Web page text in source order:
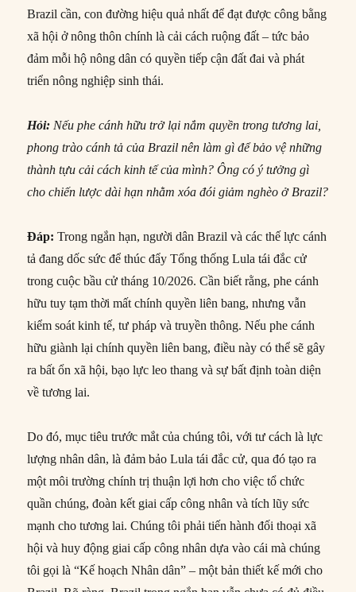
Brazil cần, con đường hiệu quả nhất để đạt được công bằng
xã hội ở nông thôn chính là cải cách ruộng đất – tức bảo
đảm mỗi hộ nông dân có quyền tiếp cận đất đai và phát
triển nông nghiệp sinh thái.
Hỏi: Nếu phe cánh hữu trở lại nắm quyền trong tương lai,
phong trào cánh tả của Brazil nên làm gì để bảo vệ những
thành tựu cải cách kinh tế của mình? Ông có ý tưởng gì
cho chiến lược dài hạn nhằm xóa đói giảm nghèo ở Brazil?
Đáp: Trong ngắn hạn, người dân Brazil và các thế lực cánh
tả đang dốc sức để thúc đẩy Tổng thống Lula tái đắc cử
trong cuộc bầu cử tháng 10/2026. Cần biết rằng, phe cánh
hữu tuy tạm thời mất chính quyền liên bang, nhưng vẫn
kiểm soát kinh tế, tư pháp và truyền thông. Nếu phe cánh
hữu giành lại chính quyền liên bang, điều này có thể sẽ gây
ra bất ổn xã hội, bạo lực leo thang và sự bất định toàn diện
về tương lai.
Do đó, mục tiêu trước mắt của chúng tôi, với tư cách là lực
lượng nhân dân, là đảm bảo Lula tái đắc cử, qua đó tạo ra
một môi trường chính trị thuận lợi hơn cho việc tổ chức
quần chúng, đoàn kết giai cấp công nhân và tích lũy sức
mạnh cho tương lai. Chúng tôi phải tiến hành đối thoại xã
hội và huy động giai cấp công nhân dựa vào cái mà chúng
tôi gọi là “Kế hoạch Nhân dân” – một bản thiết kế mới cho